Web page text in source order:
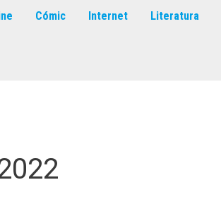
Cómic Internet Literatura